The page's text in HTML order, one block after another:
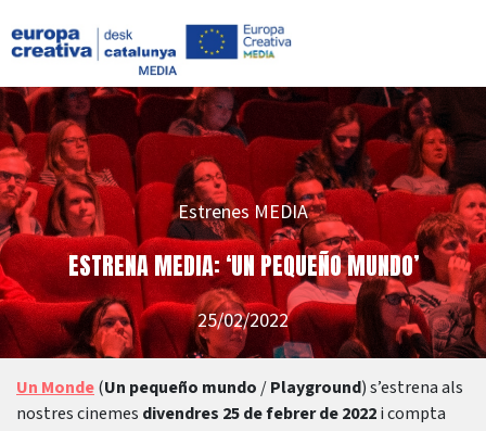
Estrenes MEDIA
ESTRENA MEDIA: ‘UN PEQUEÑO MUNDO’
25/02/2022
Un Monde(Un pequeño mundo /Playground) s’estrena als
nostres cinemes divendres 25 de febrer de 2022i compta